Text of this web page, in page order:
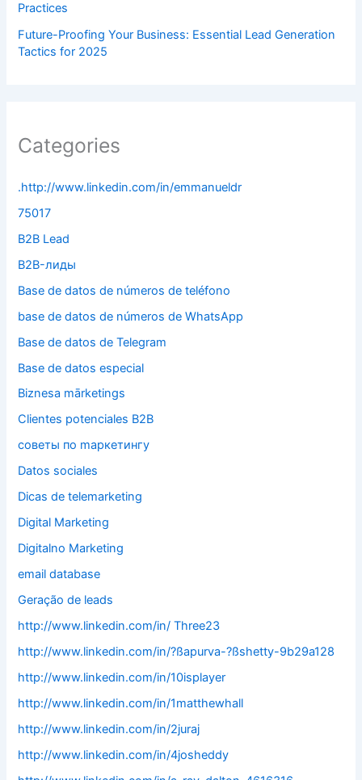
Practices
Future-Proofing Your Business: Essential Lead Generation
Tactics for 2025
Categories
.http://www.linkedin.com/in/emmanueldr
75017
B2B Lead
B2B-лиды
Base de datos de números de teléfono
base de datos de números de WhatsApp
Base de datos de Telegram
Base de datos especial
Biznesa mārketings
Clientes potenciales B2B
cоветы по mаркетингу
Datos sociales
Dicas de telemarketing
Digital Marketing
Digitalno Marketing
email database
Geração de leads
http://www.linkedin.com/in/ Three23
http://www.linkedin.com/in/?ßapurva-?ßshetty-9b29a128
http://www.linkedin.com/in/10isplayer
http://www.linkedin.com/in/1matthewhall
http://www.linkedin.com/in/2juraj
http://www.linkedin.com/in/4josheddy